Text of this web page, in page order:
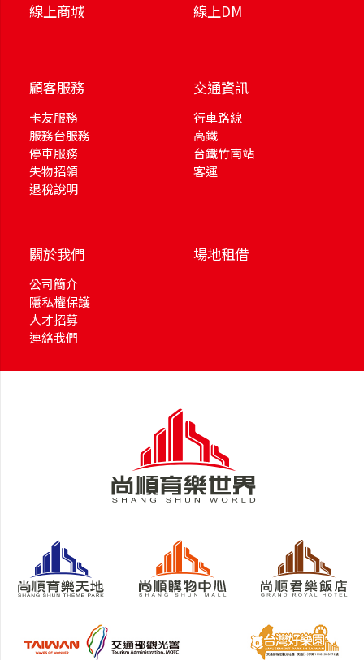
線上商城 線上DM
顧客服務
卡友服務
服務台服務
停車服務
失物招領
退稅說明
交通資訊
行車路線
高鐵
台鐵竹南站
客運
關於我們
公司簡介
隱私權保護
人才招募
連絡我們
場地租借